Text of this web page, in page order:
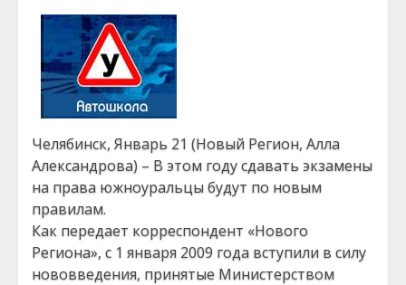
Челябинск, Январь 21 (Новый Регион, Алла
Александрова) – В этом году сдавать экзамены
на права южноуральцы будут по новым
правилам.
Как передает корреспондент «Нового
Региона», с 1 января 2009 года вступили в силу
нововведения, принятые Министерством